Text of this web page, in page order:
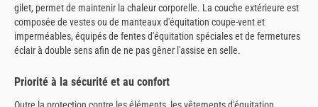
gilet, permet de maintenir la chaleur corporelle. La couche extérieure est
composée de vestes ou de manteaux d'équitation coupe-vent et
imperméables, équipés de fentes d'équitation spéciales et de fermetures
éclair à double sens afin de ne pas gêner l'assise en selle.
Priorité à la sécurité et au confort